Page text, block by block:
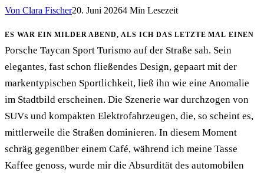
Von Clara Fischer20. Juni 20264 Min Lesezeit
Es war ein milder Abend, als ich das letzte Mal einen
Porsche Taycan Sport Turismo auf der Straße sah. Sein
elegantes, fast schon fließendes Design, gepaart mit der
markentypischen Sportlichkeit, ließ ihn wie eine Anomalie
im Stadtbild erscheinen. Die Szenerie war durchzogen von
SUVs und kompakten Elektrofahrzeugen, die, so scheint es,
mittlerweile die Straßen dominieren. In diesem Moment
schräg gegenüber einem Café, während ich meine Tasse
Kaffee genoss, wurde mir die Absurdität des automobilen